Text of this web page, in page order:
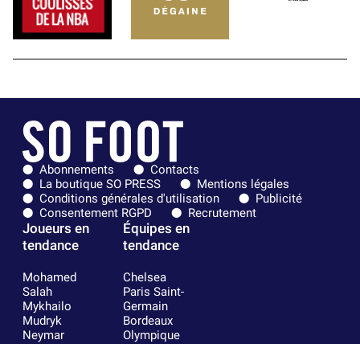
Abonnements
Contacts
La boutique SO PRESS
Mentions légales
Conditions générales d'utilisation
Publicité
Consentement RGPD
Recrutement
Joueurs en
tendance
Mohamed
Salah
Mykhailo
Mudryk
Neymar
Équipes en
tendance
Chelsea
Paris Saint-
Germain
Bordeaux
Olympique